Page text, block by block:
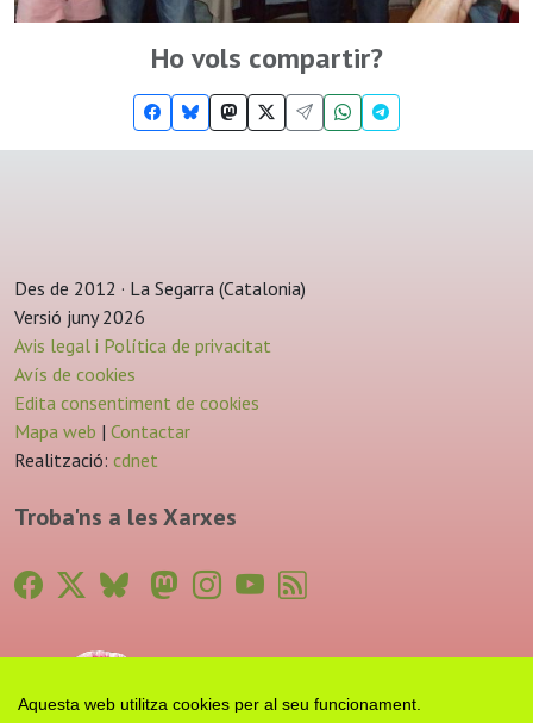
Aquesta web utilitza cookies per al seu funcionament.
Ho vols compartir?
Des de 2012 · La Segarra (Catalonia)
Versió juny 2026
Avis legal i Política de privacitat
Avís de cookies
Edita consentiment de cookies
Mapa web | Contactar
Realització: cdnet
Troba'ns a les Xarxes